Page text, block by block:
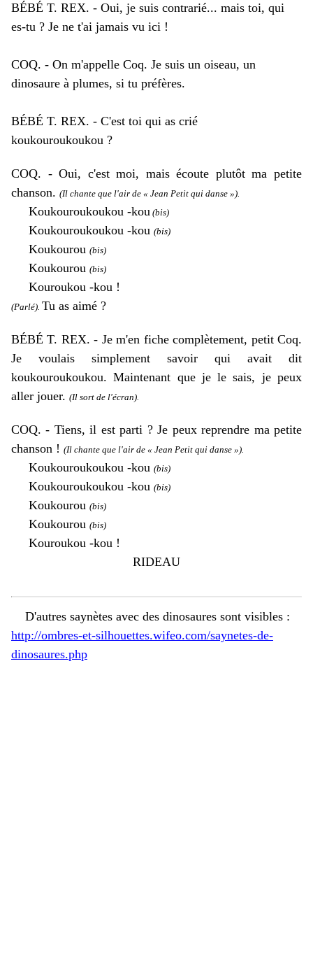
BÉBÉ T. REX. - Oui, je suis contrarié... mais toi, qui
es-tu ? Je ne t'ai jamais vu ici !
COQ. - On m'appelle Coq. Je suis un oiseau, un
dinosaure à plumes, si tu préfères.
BÉBÉ T. REX. - C'est toi qui as crié
koukouroukoukou ?
COQ. - Oui, c'est moi, mais écoute plutôt ma petite
chanson. (Il chante que l'air de « Jean Petit qui danse »).
Koukouroukoukou -kou (bis)
Koukouroukoukou -kou (bis)
Koukourou (bis)
Koukourou (bis)
Kouroukou -kou !
(Parlé). Tu as aimé ?
BÉBÉ T. REX. - Je m'en fiche complètement, petit Coq.
Je voulais simplement savoir qui avait dit
koukouroukoukou. Maintenant que je le sais, je peux
aller jouer. (Il sort de l'écran).
COQ. - Tiens, il est parti ? Je peux reprendre ma petite
chanson ! (Il chante que l'air de « Jean Petit qui danse »).
Koukouroukoukou -kou (bis)
Koukouroukoukou -kou (bis)
Koukourou (bis)
Koukourou (bis)
Kouroukou -kou !
RIDEAU
D'autres saynètes avec des dinosaures sont visibles :
http://ombres-et-silhouettes.wifeo.com/saynetes-de-
dinosaures.php